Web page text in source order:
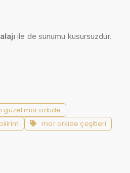
ile de sunumu kusursuzdur.
güzel mor orkide
mor orkide çeşitleri